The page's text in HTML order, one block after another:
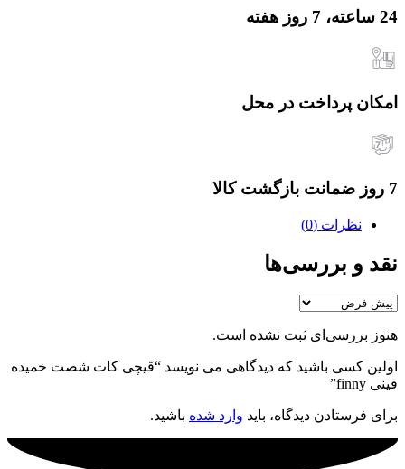
24 ساعته، 7 روز هفته
امکان پرداخت در محل
7 روز ضمانت بازگشت کالا
نظرات (0)
نقد و بررسی‌ها
هنوز بررسی‌ای ثبت نشده است.
اولین کسی باشید که دیدگاهی می نویسد “قیچی کات شصت خمیده
فینی finny”
برای فرستادن دیدگاه، باید وارد شده باشید.